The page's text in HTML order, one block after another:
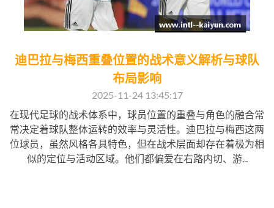
迪巴拉与梅西重叠位置的战术意义解析与球队
布局影响
2025-11-24 13:45:17
在现代足球的战术体系中，球员位置的重叠与角色的融合常
常决定着球队整体运转的效率与灵活性。迪巴拉与梅西这两
位球员，虽然风格各具特色，但在战术层面却存在着极为相
似的定位与活动区域。他们都偏爱在右路内切、游...